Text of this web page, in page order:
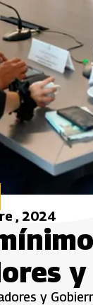
, 2024
y
y